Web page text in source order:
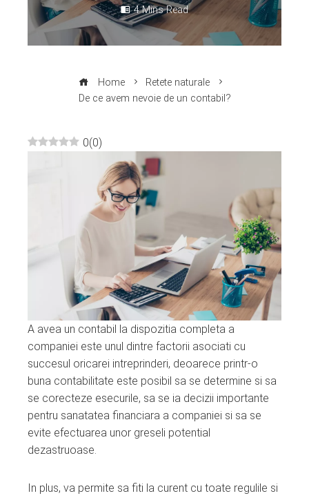
4 Mins Read
Home
Retete naturale
De ce avem nevoie de un contabil?
0(0)
A avea un contabil la dispozitia completa a
companiei este unul dintre factorii asociati cu
succesul oricarei intreprinderi, deoarece printr-o
buna contabilitate este posibil sa se determine si sa
se corecteze esecurile, sa se ia decizii importante
pentru sanatatea financiara a companiei si sa se
evite efectuarea unor greseli potential
dezastruoase.
In plus, va permite sa fiti la curent cu toate regulile si